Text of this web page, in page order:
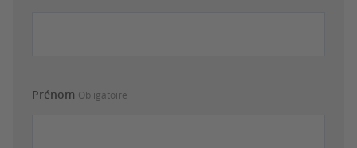
Prénom Obligatoire